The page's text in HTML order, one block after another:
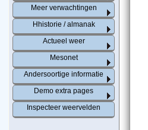
Meer verwachtingen
Hhistorie / almanak
Actueel weer
Mesonet
Andersoortige informatie
Demo extra pages
Inspecteer weervelden